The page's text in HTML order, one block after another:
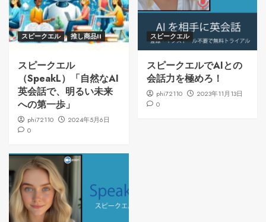
スピークエル 推し商品II
スピークエル
（SpeakL）「自然なAI
英会話で、明るい未来
への第一歩」
phi72110
2024年5月6日
0
スピークエル
スピークエルでAIとの
会話力を極めろ！
phi72110
2023年11月13日
0